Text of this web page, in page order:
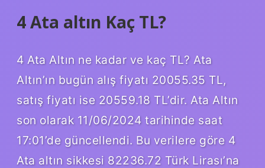
4 Ata altın Kaç TL?
4 Ata Altın ne kadar ve kaç TL? Ata
Altın’ın bugün alış fiyatı 20055.35 TL,
satış fiyatı ise 20559.18 TL’dir. Ata Altın
son olarak 11/06/2024 tarihinde saat
17:01’de güncellendi. Bu verilere göre 4
Ata altın sikkesi 82236.72 Türk Lirası’na